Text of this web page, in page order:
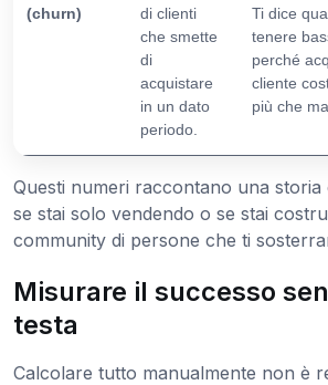
(churn)
di clienti
che smette
di
acquistare
in un dato
periodo.
Ti dice
tenere
perché
cliente
più che
Questi numeri raccontano una storia
se stai solo vendendo o se stai
community di persone che ti
Misurare il successo
testa
Calcolare tutto manualmente non è